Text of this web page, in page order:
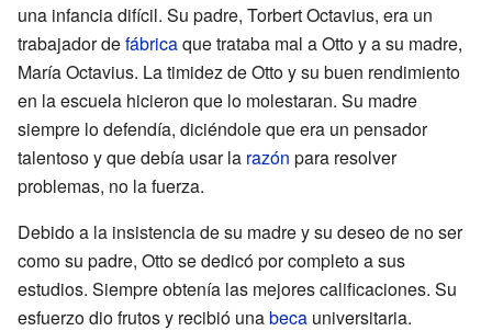
una infancia difícil. Su padre, Torbert Octavius, era un
trabajador defábricaque trataba mal a Otto y a su madre,
María Octavius. La timidez de Otto y su buen rendimiento
en la escuela hicieron que lo molestaran. Su madre
siempre lo defendía, diciéndole que era un pensador
talentoso y que debía usar la razón para resolver
problemas, no la fuerza.
Debido a la insistencia de su madre y su deseo de no ser
como su padre, Otto se dedicó por completo a sus
estudios. Siempre obtenía las mejores calificaciones. Su
esfuerzo dio frutos y recibió unabeca universitaria.